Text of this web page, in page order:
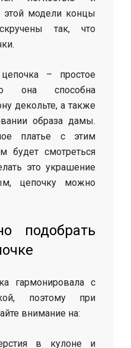
этой модели концы
так, что
– простое
она способна
декольте, а также
образа дамы.
платье с этим
будет смотреться
это украшение
цепочку можно
подобрать
гармонировала с
поэтому при
внимание на:
в кулоне и